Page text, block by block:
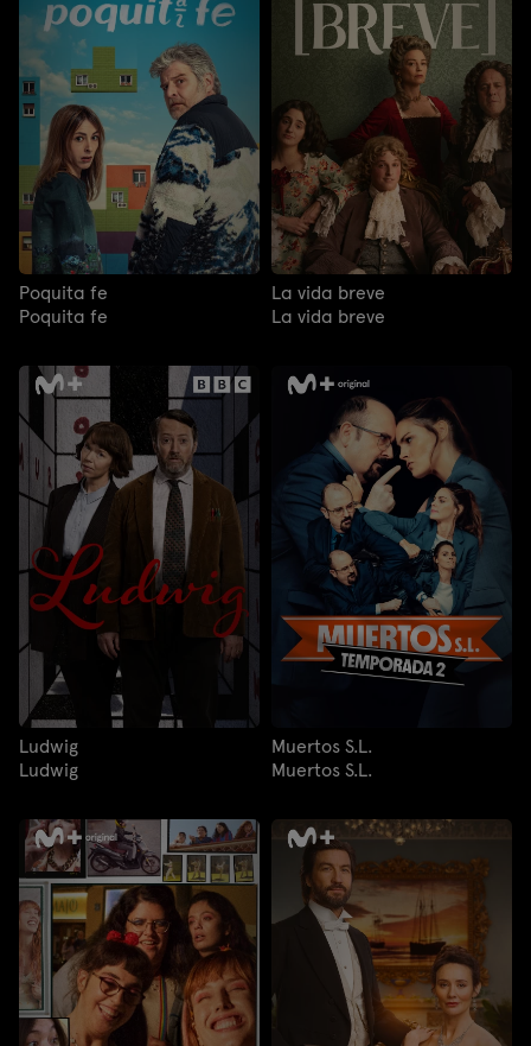
Poquita fe
Poquita fe
La vida breve
La vida breve
Ludwig
Ludwig
Muertos S.L.
Muertos S.L.